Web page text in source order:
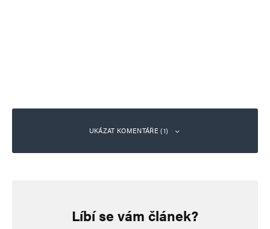
UKÁZAT KOMENTÁŘE (1)
28. 9. 2024 (23:12)
Líbí se vám článek?